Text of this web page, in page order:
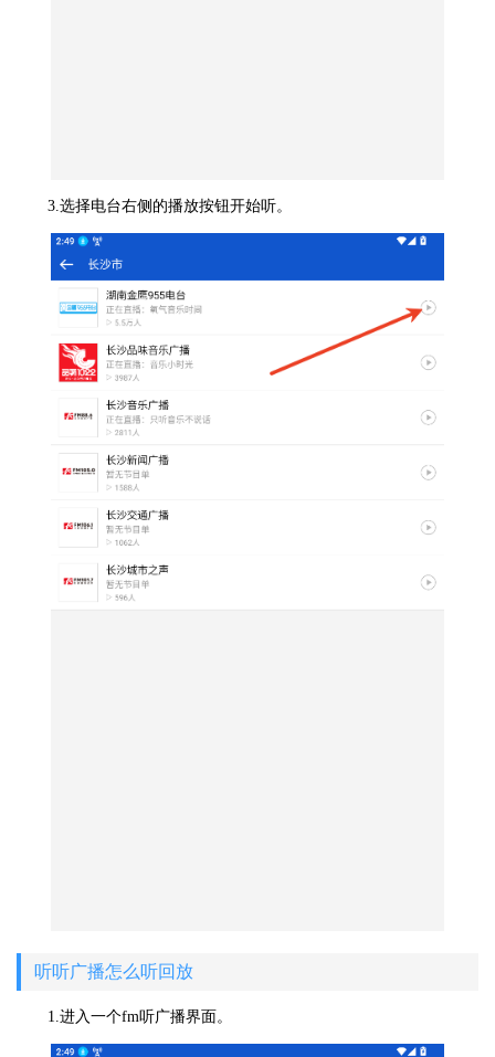
3.选择电台右侧的播放按钮开始听。
听听广播怎么听回放
1.进入一个fm听广播界面。